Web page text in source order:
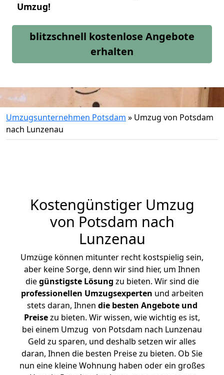
Umzug!
blitzschnell kostenlose Angebote
erhalten
Umzugsunternehmen Potsdam » Umzug von Potsdam
nach Lunzenau
Kostengünstiger Umzug
von Potsdam nach
Lunzenau
Umzüge können mitunter recht kostspielig sein,
aber keine Sorge, denn wir sind hier, um Ihnen
diegünstigste Lösung zu bieten. Wir sind die
professionellen Umzugsexperten und arbeiten
stets daran, Ihnen die besten Angebote und
Preisezu bieten. Wir wissen, wie wichtig es ist,
bei einem Umzug von Potsdam nach Lunzenau
Geld zu sparen, und deshalb setzen wir alles
daran, Ihnen die besten Preise zu bieten. Ob Sie
nun eine kleine Wohnung haben oder ein großes